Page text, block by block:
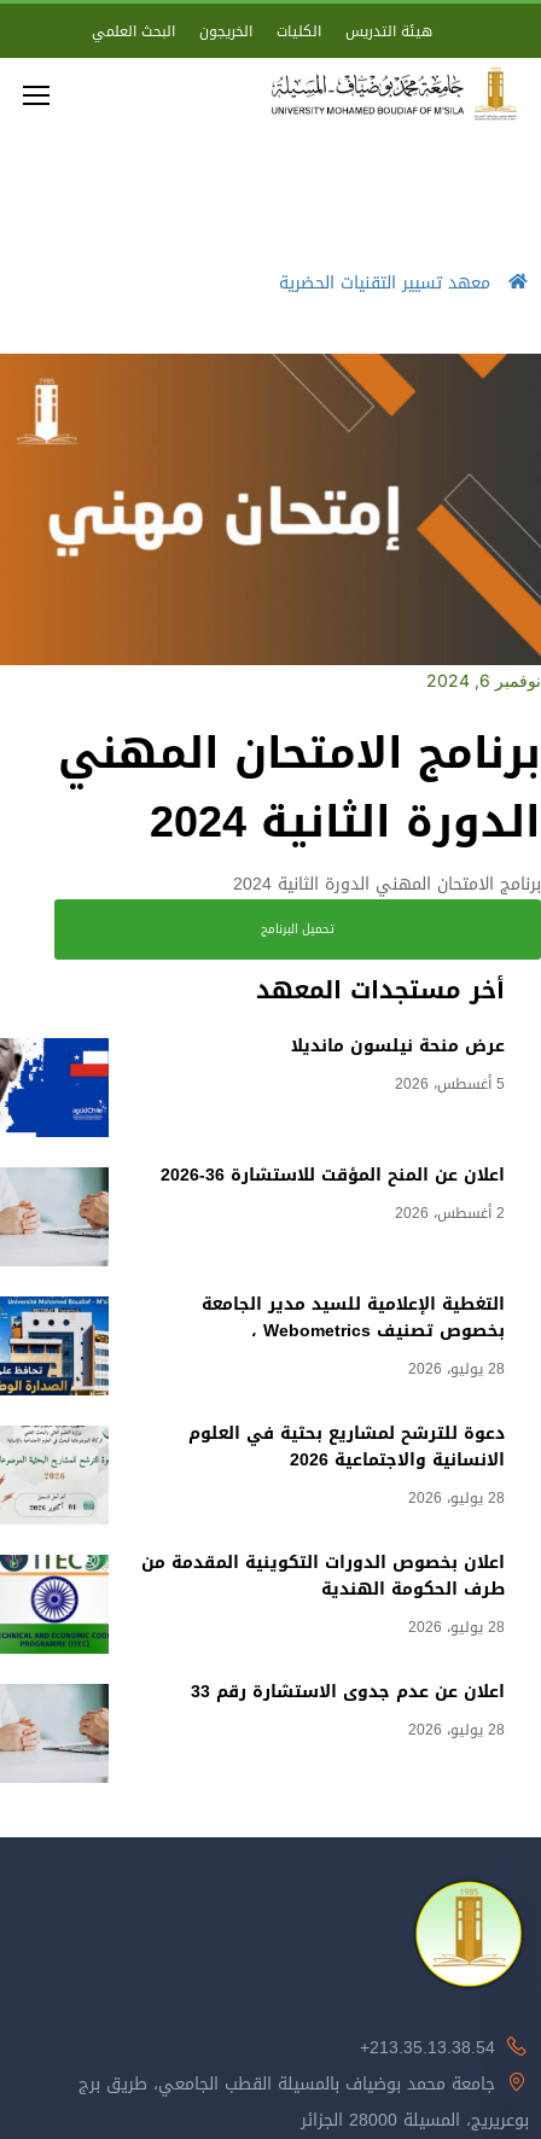
هيئة التدريس الكليات الخريجون البحث العلمي
معهد تسيير التقنيات الحضرية
أخر مستجدات المعهد
عرض منحة نيلسون مانديلا
5 أغسطس، 2026
اعلان عن المنح المؤقت للاستشارة 36-2026
2 أغسطس، 2026
التغطية الإعلامية للسيد مدير الجامعة
بخصوص تصنيف Webometrics ،
28 يوليو، 2026
دعوة للترشح لمشاريع بحثية في العلوم
الانسانية والاجتماعية 2026
28 يوليو، 2026
اعلان بخصوص الدورات التكوينية المقدمة من
طرف الحكومة الهندية
28 يوليو، 2026
اعلان عن عدم جدوى الاستشارة رقم 33
28 يوليو، 2026
نوفمبر 6, 2024
برنامج الامتحان المهني
الدورة الثانية 2024
برنامج الامتحان المهني الدورة الثانية 2024
تحميل البرنامج
213.35.13.38.54+
جامعة محمد بوضياف بالمسيلة القطب الجامعي، طريق برج
بوعريريج، المسيلة 28000 الجزائر